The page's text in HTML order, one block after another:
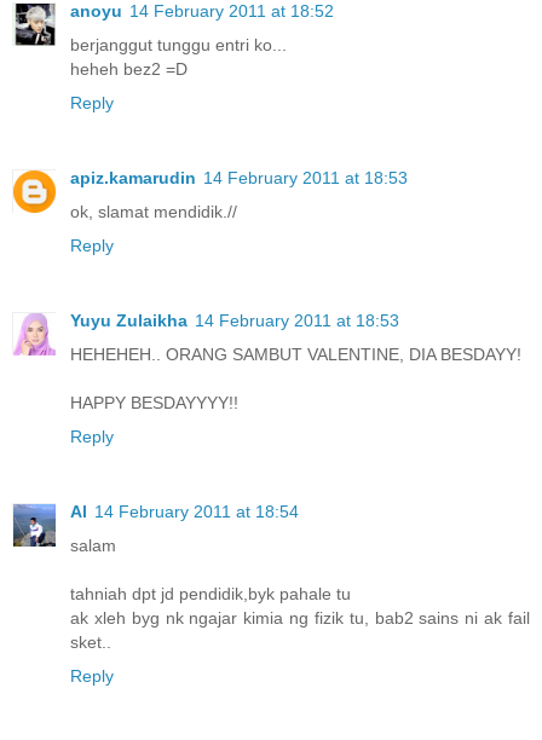
anoyu 14 February 2011 at 18:52
berjanggut tunggu entri ko...
heheh bez2 =D
Reply
apiz.kamarudin 14 February 2011 at 18:53
ok, slamat mendidik.//
Reply
Yuyu Zulaikha 14 February 2011 at 18:53
HEHEHEH.. ORANG SAMBUT VALENTINE, DIA BESDAYY!
HAPPY BESDAYYYY!!
Reply
Al 14 February 2011 at 18:54
salam
tahniah dpt jd pendidik,byk pahale tu
ak xleh byg nk ngajar kimia ng fizik tu, bab2 sains ni ak fail
sket..
Reply